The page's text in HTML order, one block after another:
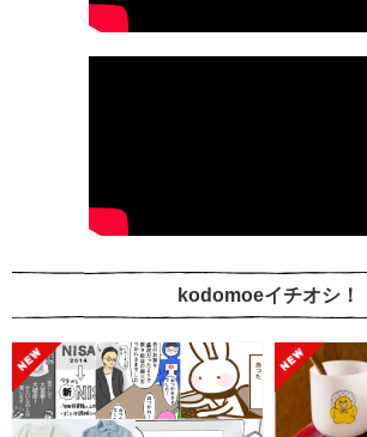
kodomoeイチオシ！